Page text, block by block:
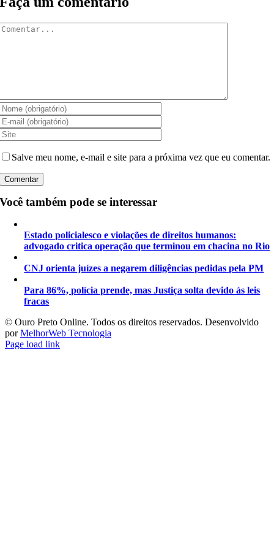
Salve meu nome, e-mail e site para a próxima vez que eu comentar.
Você também pode se interessar
Estado policialesco e violações de direitos humanos:
advogado critica operação que terminou em chacina no Rio
CNJ orienta juízes a negarem diligências pedidas pela PM
Para 86%, polícia prende, mas Justiça solta devido às leis
fracas
©️ Ouro Preto Online. Todos os direitos reservados. Desenvolvido
porMelhorWeb Tecnologia
Page load link